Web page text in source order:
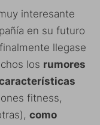
interesante
en su futuro
llegase
los rumores
fitness,
como